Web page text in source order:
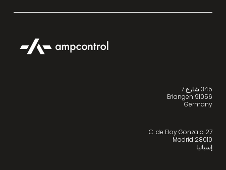
345 شارع 7
91056 Erlangen
Germany
C. de Eloy Gonzalo 27
28010 Madrid
إسبانيا